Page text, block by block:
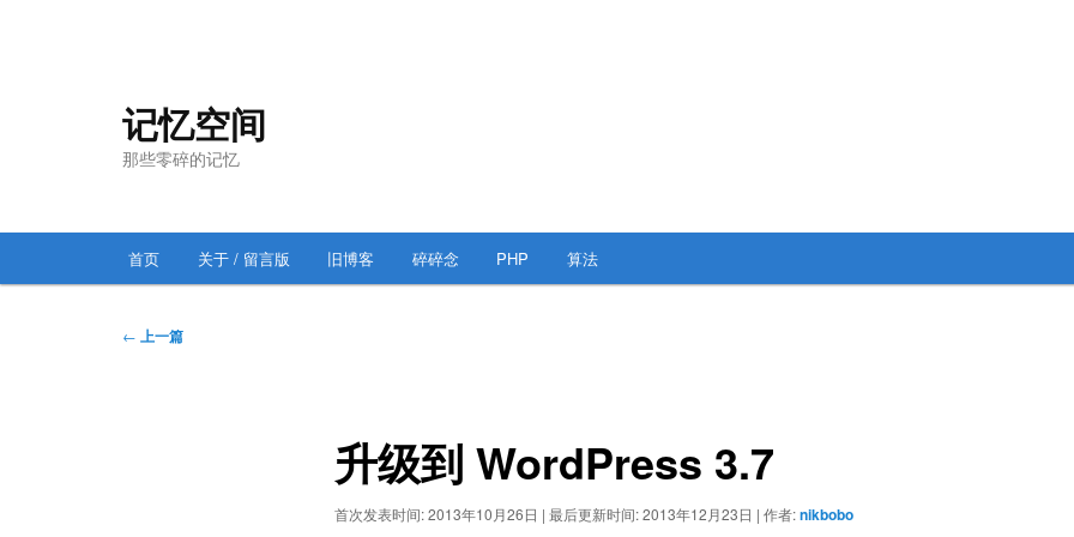
记忆空间
那些零碎的记忆
跳
首页 关于 / 留言版 旧博客 碎碎念 PHP 算法
文
← 上一篇
升级到 WordPress 3.7
首次发表时间:2013年10月26日 |最后更新时间:2013年12月23日 |作者:nikbobo